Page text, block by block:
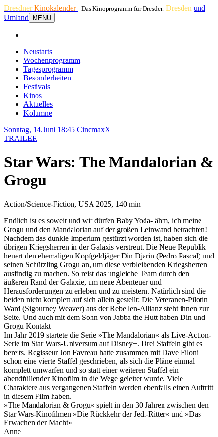
DresdnerKinokalender - Das Kinoprogramm für Dresden Dresden und
Umland
MENU
Neustarts
Wochenprogramm
Tagesprogramm
Besonderheiten
Festivals
Kinos
Aktuelles
Kolumne
Sonntag, 14.Juni 18:45 CinemaxX
TRAILER
Star Wars: The Mandalorian &
Grogu
Action/Science-Fiction, USA 2025, 140 min
Endlich ist es soweit und wir dürfen Baby Yoda- ähm, ich meine
Grogu und den Mandalorian auf der großen Leinwand betrachten!
Nachdem das dunkle Imperium gestürzt worden ist, haben sich die
übrigen Kriegsherren in der Galaxis verstreut. Die Neue Republik
heuert den ehemaligen Kopfgeldjäger Din Djarin (Pedro Pascal) und
seinen Schützling Grogu an, um diese verbleibenden Kriegsherren
ausfindig zu machen. So reist das ungleiche Team durch den
äußeren Rand der Galaxie, um neue Abenteuer und
Herausforderungen zu erleben und zu meistern. Natürlich sind die
beiden nicht komplett auf sich allein gestellt: Die Veteranen-Pilotin
Ward (Sigourney Weaver) aus der Rebellen-Allianz steht ihnen zur
Seite. Und auch mit dem Sohn von Jabba the Hutt haben Din und
Grogu Kontakt
Im Jahr 2019 startete die Serie »The Mandalorian« als Live-Action-
Serie im Star Wars-Universum auf Disney+. Drei Staffeln gibt es
bereits. Regisseur Jon Favreau hatte zusammen mit Dave Filoni
schon eine vierte Staffel geschrieben, als sich die Pläne einmal
komplett umwarfen und so statt einer weiteren Staffel ein
abendfüllender Kinofilm in die Wege geleitet wurde. Viele
Charaktere aus vergangenen Staffeln werden ebenfalls einen Auftritt
in diesem Film haben.
»The Mandalorian & Grogu« spielt in den 30 Jahren zwischen den
Star Wars-Kinofilmen »Die Rückkehr der Jedi-Ritter« und »Das
Erwachen der Macht«.
Anne